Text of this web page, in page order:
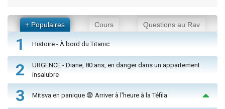
+ Populaires Cours Questions au Rav
1 Histoire - À bord du Titanic
2
URGENCE - Diane, 80 ans, en danger dans un appartement
insalubre
3 Mitsva en panique 😨 Arriver à l'heure à la Téfila